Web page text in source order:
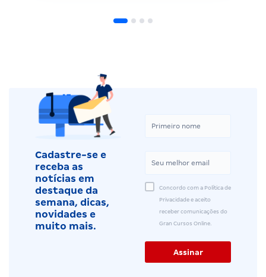
Cadastre-se e
receba as
notícias em
destaque da
semana, dicas,
novidades e
muito mais.
Concordo com a Política de
Privacidade e aceito
receber comunicações do
Gran Cursos Online.